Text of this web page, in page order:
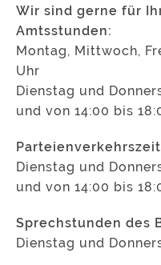
Wir sind gerne für
Amtsstunden:
Montag, Mittwoch,
Uhr
Dienstag und
und von 14:00 bis
Dienstag und
und von 14:00 bis
Sprechstunden des
Dienstag und